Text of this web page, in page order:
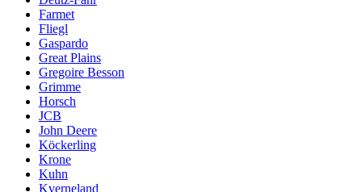
Farmet
Fliegl
Gaspardo
Great Plains
Gregoire Besson
Grimme
Horsch
JCB
John Deere
Köckerling
Krone
Kuhn
Kverneland